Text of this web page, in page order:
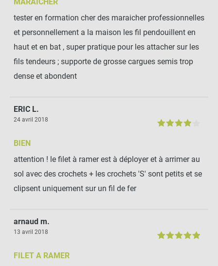
tester en formation cher des maraicher professionnelles
et personnellement a la maison les fil pendouillent en
haut et en bat , super pratique pour les attacher sur les
fils tendeurs ; supporte de grosse cargues semis trop
dense et abondent
ERIC L.
24 avril 2018
BIEN
attention ! le filet à ramer est à déployer et à arrimer au
sol avec des crochets + les crochets 'S' sont petits et se
clipsent uniquement sur un fil de fer
arnaud m.
13 avril 2018
FILET A RAMER